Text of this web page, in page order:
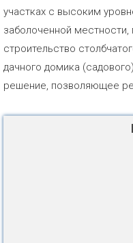
участках с высоким
заболоченной местности,
строительство
дачного домика
решение, позволяющее